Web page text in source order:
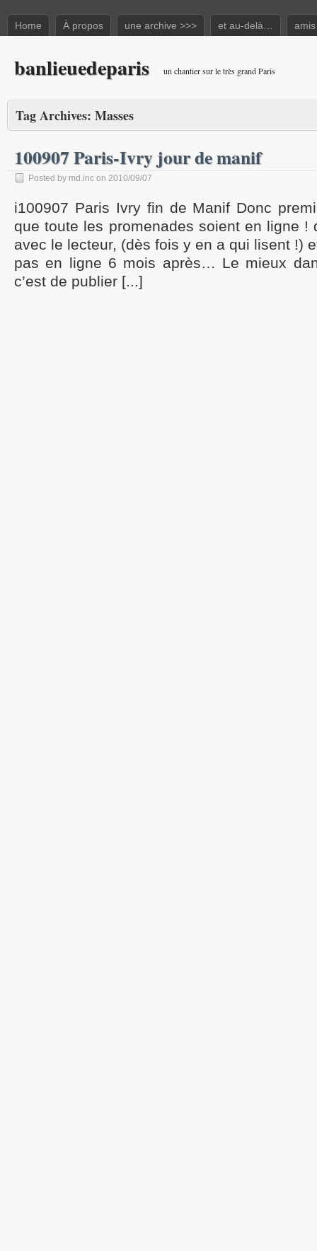
Home À propos une archive >>> et au-delà…
banlieuedeparis un chantier sur le très grand Paris
Tag Archives: Masses
100907 Paris-Ivry jour de manif
Posted by md.inc on 2010/09/07
i100907 Paris Ivry fin de Manif Donc
que toute les promenades soient en ligne !
avec le lecteur, (dès fois y en a qui lisent !)
pas en ligne 6 mois après… Le mieux
c’est de publier [...]